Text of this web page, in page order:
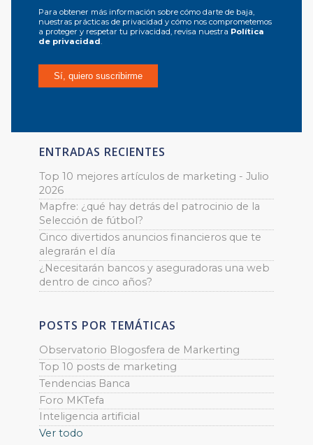
Para obtener más información sobre cómo darte de baja,
nuestras prácticas de privacidad y cómo nos comprometemos
a proteger y respetar tu privacidad, revisa nuestra Política
de privacidad
ENTRADAS RECIENTES
Top 10 mejores artículos de marketing - Julio
2026
Mapfre: ¿qué hay detrás del patrocinio de la
Selección de fútbol?
Cinco divertidos anuncios financieros que te
alegrarán el día
¿Necesitarán bancos y aseguradoras una web
dentro de cinco años?
POSTS POR TEMÁTICAS
Observatorio Blogosfera de Markerting
Top 10 posts de marketing
Tendencias Banca
Foro MKTefa
Inteligencia artificial
Ver todo